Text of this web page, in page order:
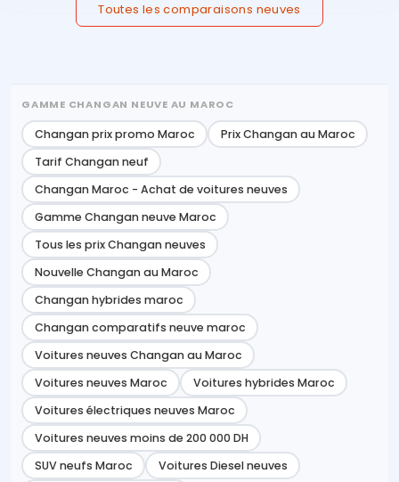
Toutes les comparaisons neuves
GAMME CHANGAN NEUVE AU MAROC
Changan prix promo Maroc
Prix Changan au Maroc
Tarif Changan neuf
Changan Maroc - Achat de voitures neuves
Gamme Changan neuve Maroc
Tous les prix Changan neuves
Nouvelle Changan au Maroc
Changan hybrides maroc
Changan comparatifs neuve maroc
Voitures neuves Changan au Maroc
Voitures neuves Maroc
Voitures hybrides Maroc
Voitures électriques neuves Maroc
Voitures neuves moins de 200 000 DH
SUV neufs Maroc
Voitures Diesel neuves